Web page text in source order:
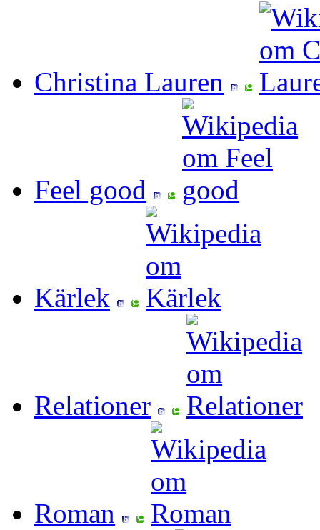
Christina Lauren
Feel good
Kärlek
Relationer
Roman